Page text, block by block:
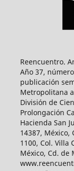
Reencuentro.
Año 37,
publicación
Metropolitana
División de
Prolongación
Hacienda San
14387, México,
1100, Col. Villa
México, Cd. de